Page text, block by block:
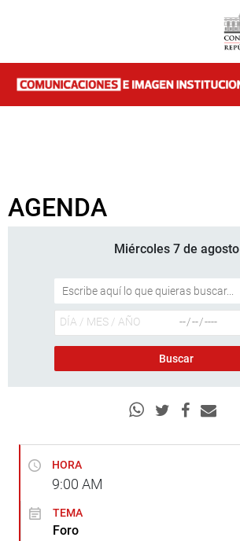
AGENDA
Miércoles 7 de agosto
HORA
9:00 AM
TEMA
Foro